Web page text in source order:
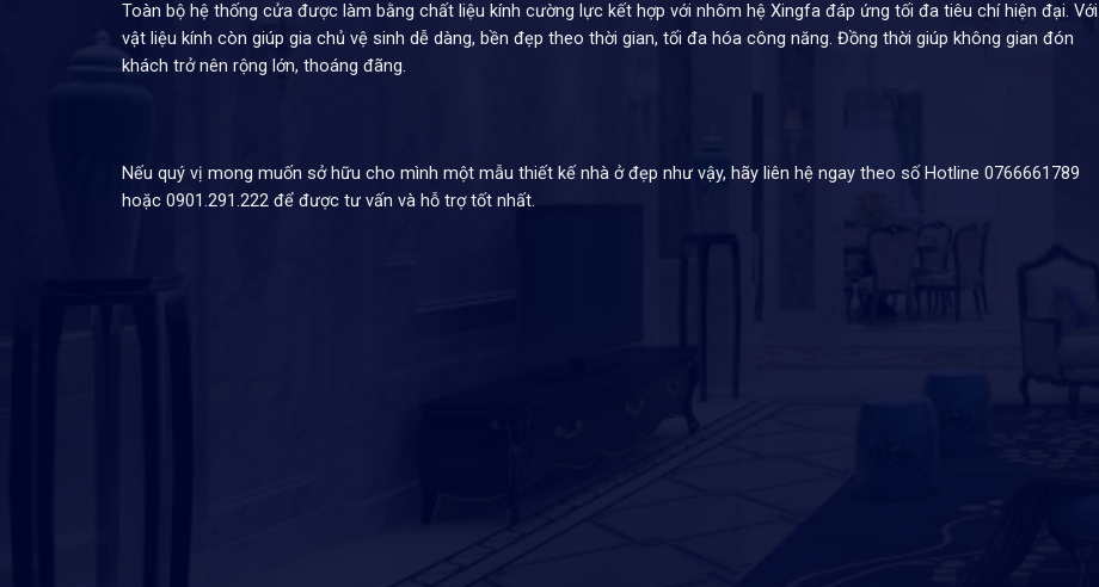
Toàn bộ hệ thống cửa được làm bằng chất liệu kính cường lực kết hợp với nhôm hệ Xingfa đáp ứng tối đa tiêu chí hiện đại. Với
vật liệu kính còn giúp gia chủ vệ sinh dễ dàng, bền đẹp theo thời gian, tối đa hóa công năng. Đồng thời giúp không gian đón
khách trở nên rộng lớn, thoáng đãng.
Nếu quý vị mong muốn sở hữu cho mình một mẫu thiết kế nhà ở đẹp như vậy, hãy liên hệ ngay theo số Hotline 0766661789
hoặc 0901.291.222 để được tư vấn và hỗ trợ tốt nhất.